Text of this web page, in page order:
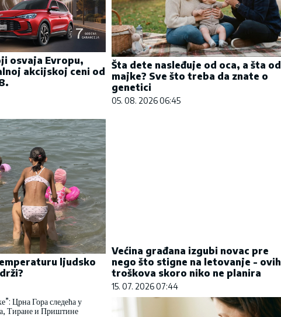
osvaja Evropu,
akcijskoj ceni od
Šta dete nasleđuje od oca, a šta od
majke? Sve što treba da znate o
genetici
05. 08. 2026 06:45
ljudsko
troškova skoro niko ne planira
15. 07. 2026 07:44